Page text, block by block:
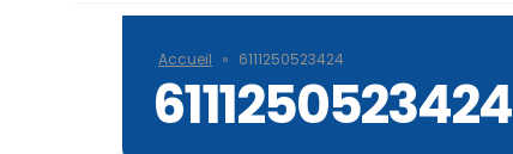
Accueil » 6111250523424
6111250523424